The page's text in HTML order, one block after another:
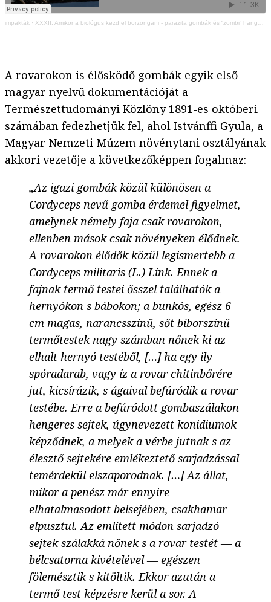
impakták · XXXII. Amikor a biológus kezd el borzongani - parazita gombák és “zombi” hangyák
A rovarokon is élősködő gombák egyik első
magyar nyelvű dokumentációját a
Természettudományi Közlöny 1891-es októberi
számában fedezhetjük fel, ahol Istvánffi Gyula, a
Magyar Nemzeti Múzem növénytani osztályának
akkori vezetője a következőképpen fogalmaz:
„Az igazi gombák közül különösen a
Cordyceps nevű gomba érdemel figyelmet,
amelynek némely faja csak rovarokon,
ellenben mások csak növényeken élődnek.
A rovarokon élődők közül legismertebb a
Cordyceps militaris (L.) Link. Ennek a
fajnak termő testei ősszel találhatók a
hernyókon s bábokon; a bunkós, egész 6
cm magas, narancsszínű, sőt bíborszínű
termőtestek nagy számban nőnek ki az
elhalt hernyó testéből, […] ha egy ily
spóradarab, vagy íz a rovar chitinbőrére
jut, kicsírázik, s ágaival befúródik a rovar
testébe. Erre a befúródott gombaszálakon
hengeres sejtek, úgynevezett konidiumok
képződnek, a melyek a vérbe jutnak s az
élesztő sejtekére emlékeztető sarjadzással
temérdekül elszaporodnak. […] Az állat,
mikor a penész már ennyire
elhatalmasodott belsejében, csakhamar
elpusztul. Az említett módon sarjadzó
sejtek szálakká nőnek s a rovar testét — a
bélcsatorna kivételével — egészen
fölemésztik s kitöltik. Ekkor azután a
termő test képzésre kerül a sor. A